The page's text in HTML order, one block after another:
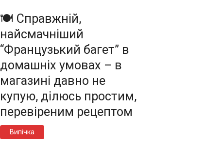
🍽️ Справжній,
найсмачніший
“Французький багет” в
домашніх умовах – в
магазині давно не
купую, ділюсь простим,
перевіреним рецептом
Випічка